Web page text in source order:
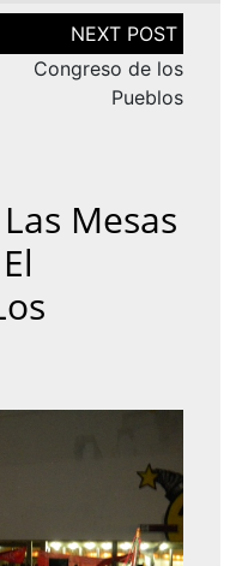
Congreso de los
Pueblos
Mesas